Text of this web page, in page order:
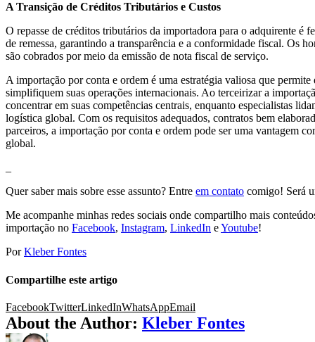
A Transição de Créditos Tributários e Custos
O repasse de créditos tributários da importadora para o adquirente é
de remessa, garantindo a transparência e a conformidade fiscal. Os
são cobrados por meio da emissão de nota fiscal de serviço.
A importação por conta e ordem é uma estratégia valiosa que permite
simplifiquem suas operações internacionais. Ao terceirizar a
concentrar em suas competências centrais, enquanto especialistas
logística global. Com os requisitos adequados, contratos bem
parceiros, a importação por conta e ordem pode ser uma vantagem
global.
Quer saber mais sobre esse assunto? Entre em contato comigo! Será
Me acompanhe minhas redes sociais onde compartilho mais
importação no Facebook, Instagram, LinkedIn eYoutube!
PorKleber Fontes
Compartilhe este artigo
FacebookTwitterLinkedInWhatsAppEmail
About the Author: Kleber Fontes